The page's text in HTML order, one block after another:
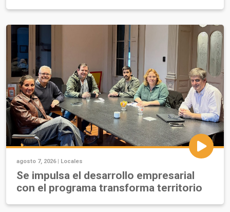
agosto 7, 2026 | Locales
Se impulsa el desarrollo empresarial
con el programa transforma territorio